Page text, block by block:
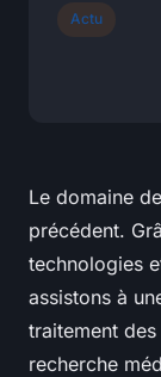
Le domaine
précédent.
technologies
assistons à
traitement
recherche
Actu